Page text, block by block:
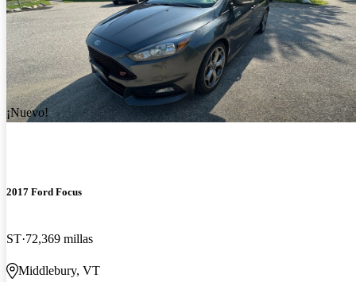
¡Nuevo!
2017 Ford Focus
ST 72,369 millas
Middlebury, VT